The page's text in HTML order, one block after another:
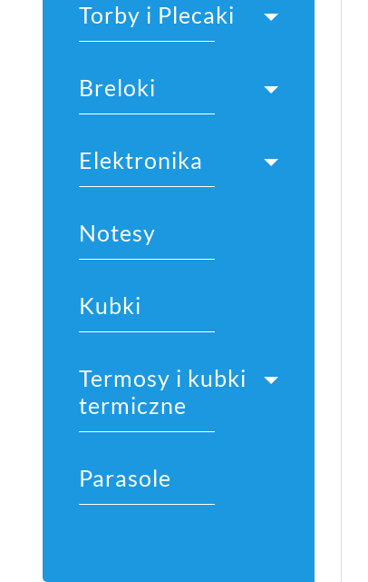
Torby i Plecaki
Breloki
Elektronika
Notesy
Kubki
Termosy i kubki
termiczne
Parasole